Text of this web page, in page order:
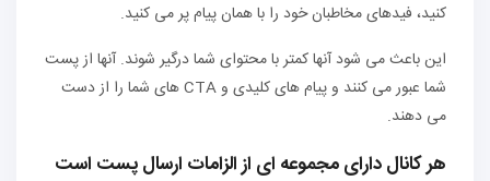
کنید، فیدهای مخاطبان خود را با همان پیام پر می کنید.
این باعث می شود آنها کمتر با محتوای شما درگیر شوند. آنها از پست
شما عبور می کنند و پیام های کلیدی و CTA های شما را از دست
می دهند.
هر کانال دارای مجموعه ای از الزامات ارسال پست است